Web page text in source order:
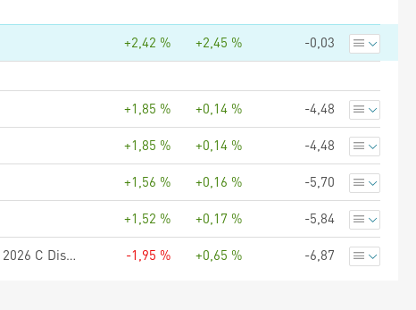
+2,42 % +2,45 % -0,03
+1,85 % +0,14 % -4,48
+1,85 % +0,14 % -4,48
+1,56 % +0,16 % -5,70
+1,52 % +0,17 % -5,84
BlackRock Euro Investment Grade Fixed Maturity Bond Fund 2026 C Dist Hedged Dist CHF -1,95 % +0,65 % -6,87